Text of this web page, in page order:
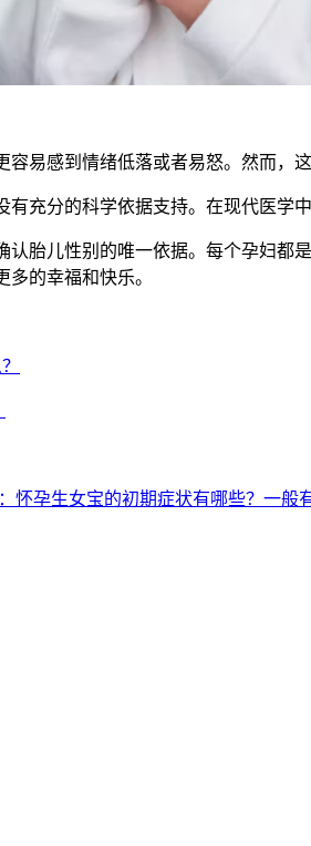
感到情绪低落或者易怒。然而，
分的科学依据支持。在现代医学
儿性别的唯一依据。每个孕妇都
的幸福和快乐。
怀孕生女宝的初期症状有哪些？一般